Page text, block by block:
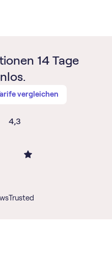
14 Tage
vergleichen
4,3
Trusted